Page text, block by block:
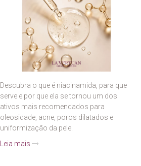
Descubra o que é niacinamida, para que
serve e por que ela se tornou um dos
ativos mais recomendados para
oleosidade, acne, poros dilatados e
uniformização da pele.
Leia mais